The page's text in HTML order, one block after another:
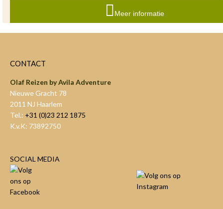
Meer informatie
CONTACT
Olaf Reizen by Avila Adventure
Nieuwe Gracht 78
2011 NJ Haarlem
Tel.: +31 (0)23 212 1875
K.v.K: 73892750
SOCIAL MEDIA